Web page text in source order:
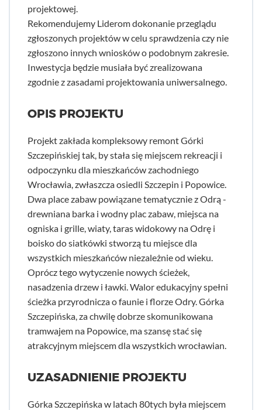
projektowej.
Rekomendujemy Liderom dokonanie przeglądu
zgłoszonych projektów w celu sprawdzenia czy nie
zgłoszono innych wniosków o podobnym zakresie.
Inwestycja będzie musiała być zrealizowana
zgodnie z zasadami projektowania uniwersalnego.
OPIS PROJEKTU
Projekt zakłada kompleksowy remont Górki
Szczepińskiej tak, by stała się miejscem rekreacji i
odpoczynku dla mieszkańców zachodniego
Wrocławia, zwłaszcza osiedli Szczepin i Popowice.
Dwa place zabaw powiązane tematycznie z Odrą -
drewniana barka i wodny plac zabaw, miejsca na
ogniska i grille, wiaty, taras widokowy na Odrę i
boisko do siatkówki stworzą tu miejsce dla
wszystkich mieszkańców niezależnie od wieku.
Oprócz tego wytyczenie nowych ścieżek,
nasadzenia drzew i ławki. Walor edukacyjny spełni
ścieżka przyrodnicza o faunie i florze Odry. Górka
Szczepińska, za chwilę dobrze skomunikowana
tramwajem na Popowice, ma szansę stać się
atrakcyjnym miejscem dla wszystkich wrocławian.
UZASADNIENIE PROJEKTU
Górka Szczepińska w latach 80tych była miejscem